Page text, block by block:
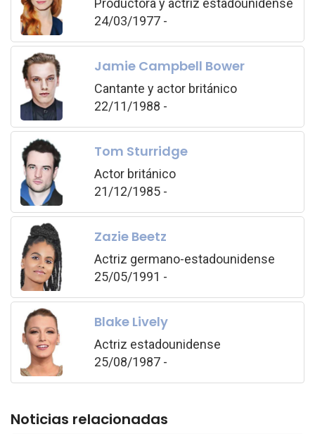
Productora y actriz estadounidense
24/03/1977 -
Jamie Campbell Bower
Cantante y actor británico
22/11/1988 -
Tom Sturridge
Actor británico
21/12/1985 -
Zazie Beetz
Actriz germano-estadounidense
25/05/1991 -
Blake Lively
Actriz estadounidense
25/08/1987 -
Noticias relacionadas